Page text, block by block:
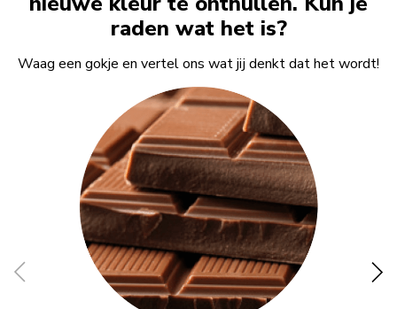
raden wat het is?
Waag een gokje en vertel ons wat jij denkt dat het wordt!